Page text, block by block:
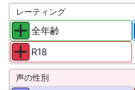
レーティング
全年齢
R18
声の性別